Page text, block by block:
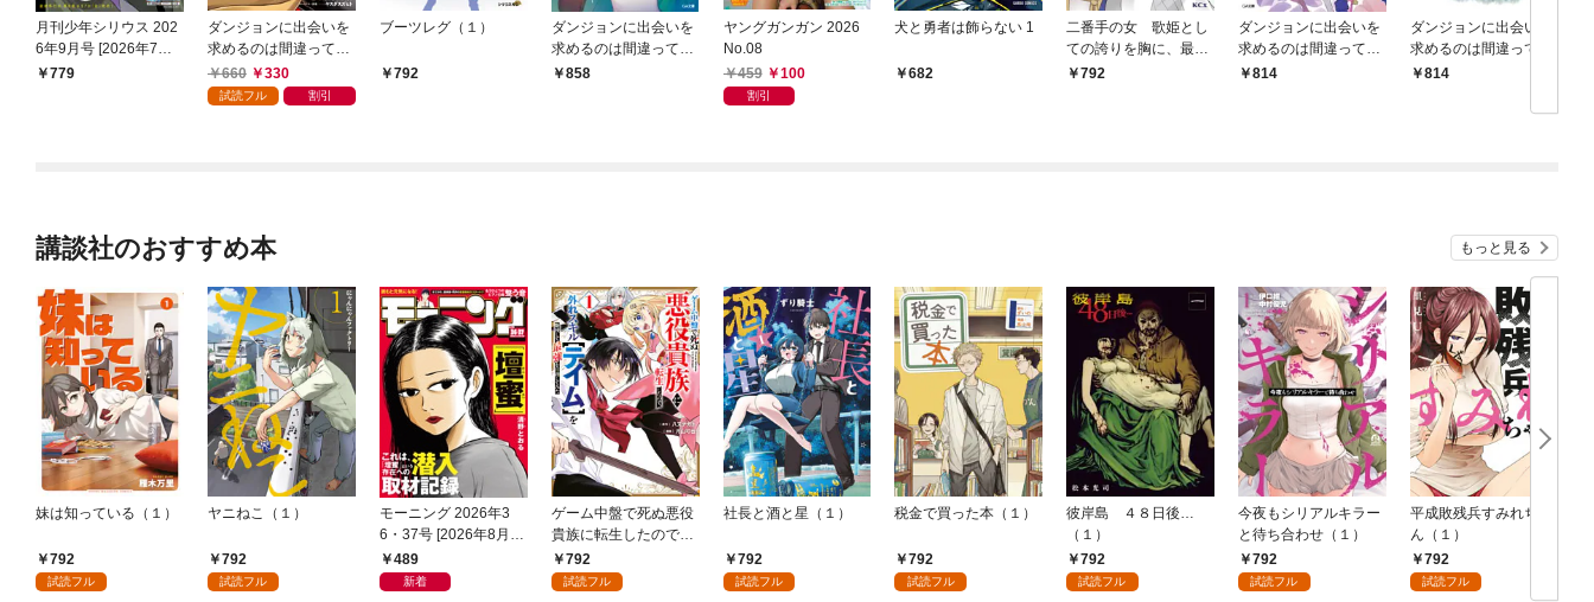
月刊少年シリウス 202
6年9月号 [2026年7月2
4日発売]
779
ダンジョンに出会いを
求めるのは間違ってい
るだろうかII 1巻
660 330
試読フル 割引
ブーツレグ（１）
792
ダンジョンに出会いを
求めるのは間違ってい
るだろうか ファミリ
858
ヤングガンガン 2026
No.08
459
100
割引
犬と勇者は飾らない 1
682
二番手の女 歌姫とし
ての誇りを胸に、最後
のご奉公をいたします
792
ダンジョンに出会いを
求めるのは間違ってい
るだろうか外伝 ソー
814
ダンジョンに出会いを
求めるのは間違ってい
るだろうか
814
講談社のおすすめ本 もっと見る
妹は知っている（１）
792
試読フル
ヤニねこ（１）
792
試読フル
モーニング 2026年3
6・37号 [2026年8月6
日発売]
489
新着
ゲーム中盤で死ぬ悪役
貴族に転生したので、
外れスキル【テイム】
を駆使して最強を目指
792
試読フル
社長と酒と星（１）
792
試読フル
税金で買った本（１）
792
試読フル
彼岸島 ４８日後…
（１）
792
試読フル
今夜もシリアルキラー
と待ち合わせ（１）
792
試読フル
平成敗残兵すみれちゃ
ん（１）
792
試読フル